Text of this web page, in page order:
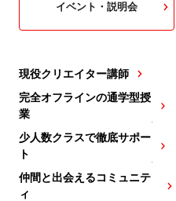
現役クリエイター講師
完全オフラインの通学型授
業
少人数クラスで徹底サポー
ト
仲間と出会えるコミュニテ
ィ
イベント・説明会